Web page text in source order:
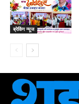
ब्रेकिंग न्यूज